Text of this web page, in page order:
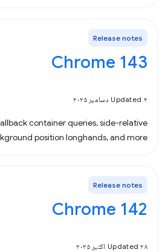
Release notes
Chrome 143
Updated ۲ دسامبر ۲۰۲۵
container queries, side-relative
position longhands, and more.
Release notes
Chrome 142
Updated ۲۸ اکتبر ۲۰۲۵